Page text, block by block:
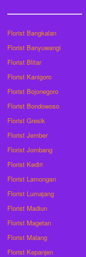
Florist Bangkalan
Florist Banyuwangi
Florist Blitar
Florist Kanigoro
Florist Bojonegoro
Florist Bondowoso
Florist Gresik
Florist Jember
Florist Jombang
Florist Kediri
Florist Lamongan
Florist Lumajang
Florist Madiun
Florist Magetan
Florist Malang
Florist Kepanjen